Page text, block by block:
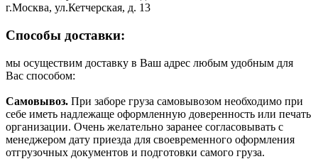
г.Москва, ул.Кетчерская, д. 13
Способы доставки:
мы осуществим доставку в Ваш адрес любым удобным для
Вас способом:
Самовывоз. При заборе груза самовывозом необходимо при
себе иметь надлежаще оформленную доверенность или печать
организации. Очень желательно заранее согласовывать с
менеджером дату приезда для своевременного оформления
отгрузочных документов и подготовки самого груза.